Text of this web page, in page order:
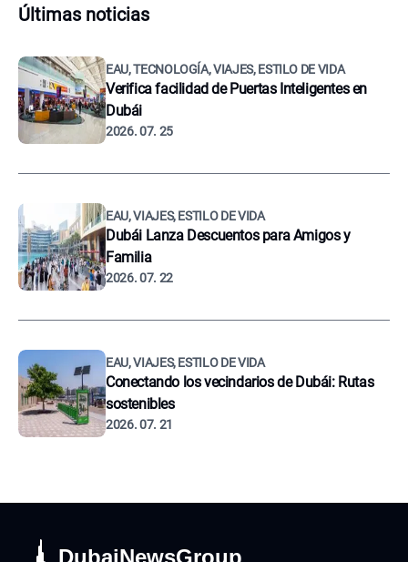
Últimas noticias
EAU, TECNOLOGÍA, VIAJES, ESTILO DE VIDA
Verifica facilidad de Puertas Inteligentes en
Dubái
2026. 07. 25
EAU, VIAJES, ESTILO DE VIDA
Dubái Lanza Descuentos para Amigos y
Familia
2026. 07. 22
EAU, VIAJES, ESTILO DE VIDA
Conectando los vecindarios de Dubái: Rutas
sostenibles
2026. 07. 21
DubaiNewsGroup